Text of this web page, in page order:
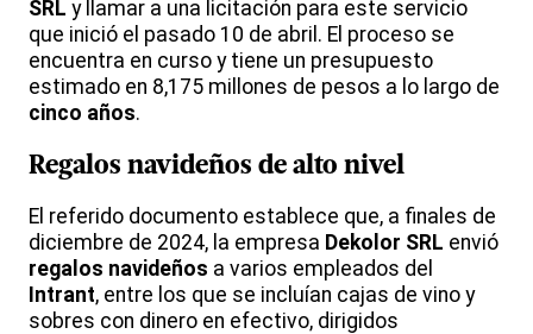
SRL y llamar a una licitación para este servicio
que inició el pasado 10 de abril. El proceso se
encuentra en curso y tiene un presupuesto
estimado en 8,175 millones de pesos a lo largo de
cinco años.
Regalos navideños de alto nivel
El referido documento establece que, a finales de
diciembre de 2024, la empresa Dekolor SRL envió
regalos navideños a varios empleados del
Intrant, entre los que se incluían cajas de vino y
sobres con dinero en efectivo, dirigidos